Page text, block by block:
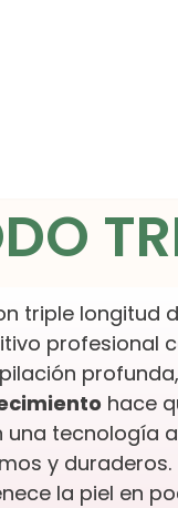
triple longitud
hace
una tecnología
y duraderos.
la piel en